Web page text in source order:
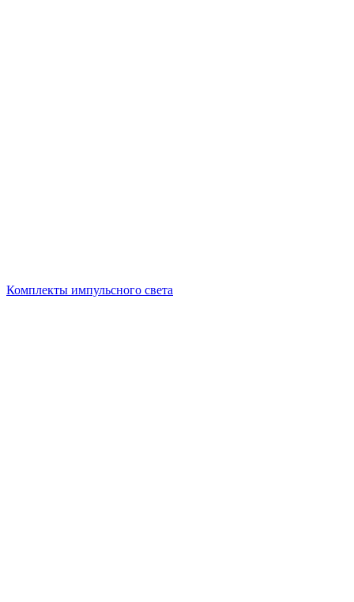
Комплекты импульсного света